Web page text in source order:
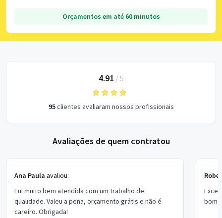
Orçamentos em até 60 minutos
4.91 / 5
95clientes avaliaram nossos profissionais
Avaliações de quem contratou
Ana Paula avaliou:
Fui muito bem atendida com um trabalho de
qualidade. Valeu a pena, orçamento grátis e não é
careiro. Obrigada!
bom